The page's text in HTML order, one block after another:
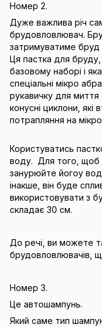
Номер 2.
Дуже важлива річ
брудовловлювач.
затримуватиме бруд
Ця пастка для
базовому наборі і
спеціальні мікро
рукавичку для миття
конусні циклони,
потрапляння на
Користуватись
воду. Для того, щоб
занурюйте йогоу
інакше, він буде
використовувати з
складає 30 см.
До речі, ви можете
брудовловлювачів,
Номер 3.
Це автошампунь.
Який саме тип